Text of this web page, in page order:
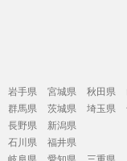
岩手県 宮城県 秋田県
群馬県 茨城県 埼玉県
長野県
新潟県
石川県
福井県
岐阜県 愛知県
三重県